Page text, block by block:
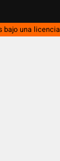
bajo una licencia